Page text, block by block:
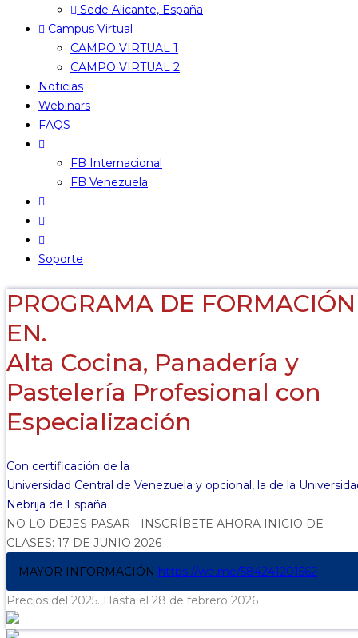
Sede Alicante, España
Campus Virtual
CAMPO VIRTUAL 1
CAMPO VIRTUAL 2
Noticias
Webinars
FAQS
FB Internacional
FB Venezuela
Soporte
PROGRAMA DE FORMACIÓN
EN.
Alta Cocina, Panadería y
Pastelería Profesional con
Especialización
Con certificación de la
Universidad Central de Venezuela y opcional, la de la
Nebrija de España
NO LO DEJES PASAR - INSCRÍBETE AHORA INICIO DE
CLASES: 17 DE JUNIO 2026
MAYOR INFORMACIÓN https://we.me/584241201562
Precios del 2025. Hasta el 28 de febrero 2026